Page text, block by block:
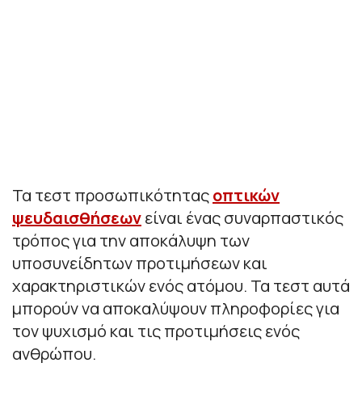
Τα τεστ προσωπικότηταςοπτικών
ψευδαισθήσεωνείναι ένας συναρπαστικός
τρόπος για την αποκάλυψη των
υποσυνείδητων προτιμήσεων και
χαρακτηριστικών ενός ατόμου. Τα τεστ αυτά
μπορούν να αποκαλύψουν πληροφορίες για
τον ψυχισμό και τις προτιμήσεις ενός
ανθρώπου.